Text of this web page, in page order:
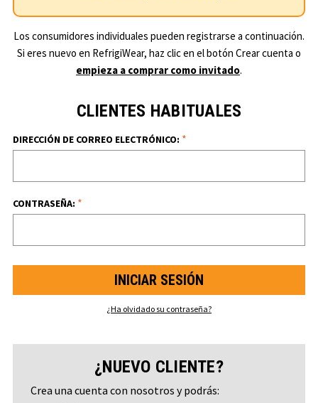
Los consumidores individuales pueden registrarse a continuación.
Si eres nuevo en RefrigiWear, haz clic en el botón Crear cuenta o
empieza a comprar como invitado.
CLIENTES HABITUALES
DIRECCIÓN DE CORREO ELECTRÓNICO: *
CONTRASEÑA: *
¿Ha olvidado su contraseña?
¿NUEVO CLIENTE?
Crea una cuenta con nosotros y podrás: